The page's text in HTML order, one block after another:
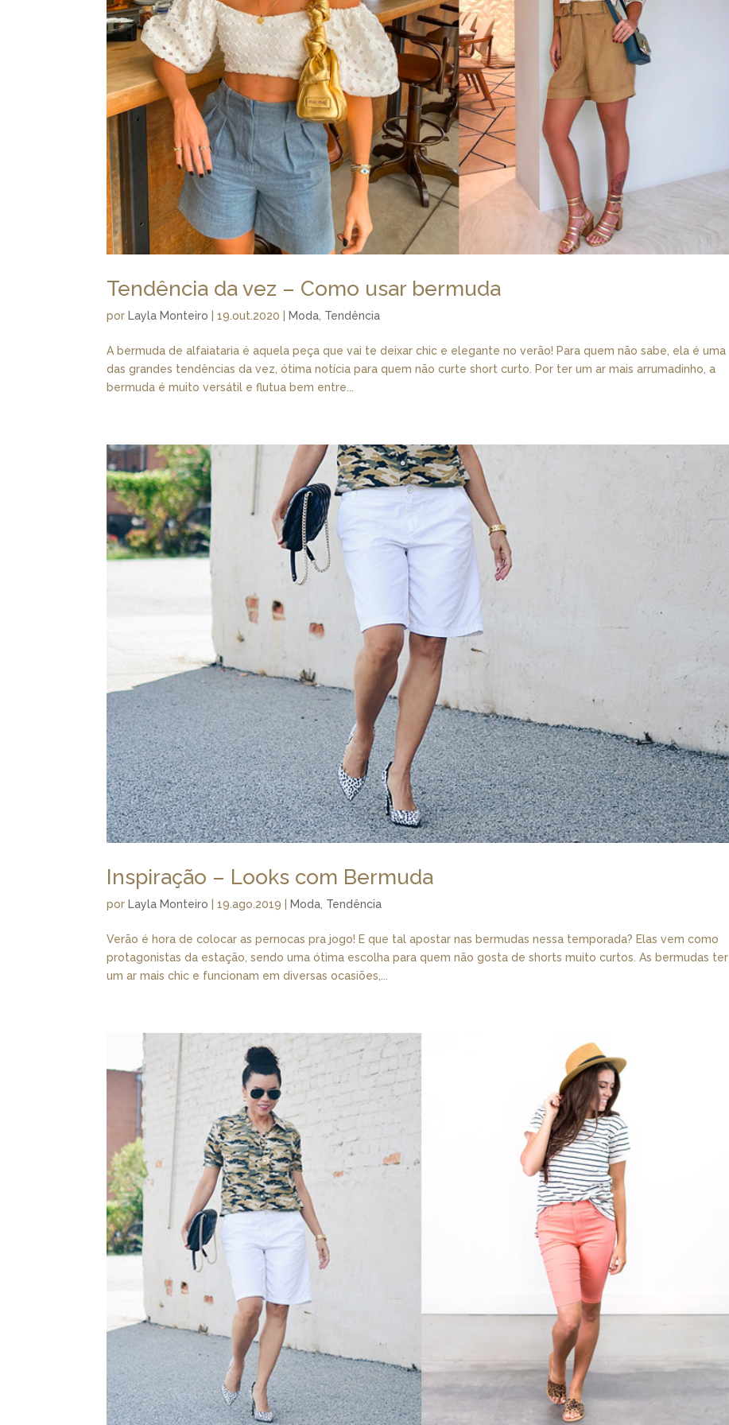
Tendência da vez – Como usar bermuda
porLayla Monteiro |19.out.2020 |Moda, Tendência
A bermuda de alfaiataria é aquela peça que vai te deixar chic e elegante no verão! Para quem não sabe, ela é uma
das grandes tendências da vez, ótima notícia para quem não curte short curto. Por ter um ar mais arrumadinho, a
bermuda é muito versátil e flutua bem entre...
Inspiração – Looks com Bermuda
por Layla Monteiro |19.ago.2019 Moda, Tendência
Verão é hora de colocar as pernocas pra jogo! E que tal apostar nas bermudas nessa temporada? Elas vem como
protagonistas da estação, sendo uma ótima escolha para quem não gosta de shorts muito curtos. As bermudas ter
um ar mais chic e funcionam em diversas ocasiões,...